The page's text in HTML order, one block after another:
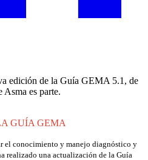
edición de la Guía GEMA 5.1, de
Asma es parte.
GUÍA GEMA
el conocimiento y manejo diagnóstico y
realizado una actualización de la Guía